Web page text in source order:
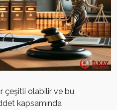
çeşitli olabilir ve bu
kapsamında